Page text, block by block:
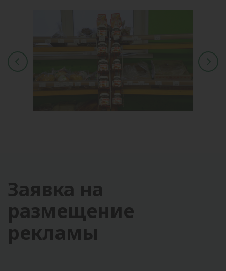
Заявка на
размещение
рекламы